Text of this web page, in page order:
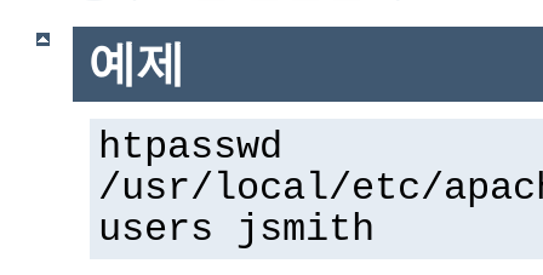
예제
htpasswd
/usr/local/etc/
users jsmith